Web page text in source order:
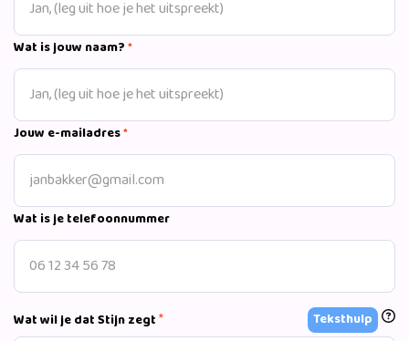
Wat is jouw naam?*
Jouw e-mailadres*
Wat is je telefoonnummer
Wat wil je dat Stijn zegt* Teksthulp